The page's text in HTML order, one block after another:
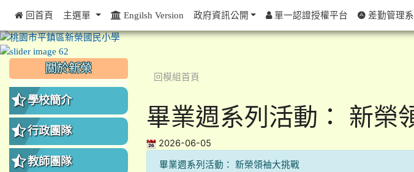
回模組首頁
畢業週系列活動： 新榮
2026-06-05
畢業週系列活動： 新榮領袖大挑戰
::: 關於新榮
學校簡介
行政團隊
教師團隊
::: 回首頁 主選單 Engilsh Version 政府資訊公開 單一認證授權平台 差勤管理